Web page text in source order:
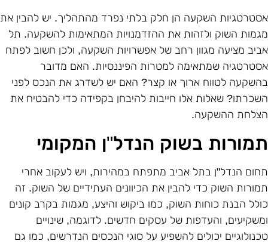
השקעה הן חלק בלתי נפרד מהתהליך. יש להבין את
השוק ולזהות את ההזדמנויות המתאימות להשקעה. תל
מציעה מגוון רחב של אפשרויות השקעה, ולכן חשוב לפתח
שמתאימה למטרות הפיננסיות. האם מדובר
לטווח ארוך או קצר? האם יש לשדרג את הנכס לפני
שאלות אלו חייבות להיבחן בקפידה כדי להבטיח את
ההשקעה.
בשוק הנדל"ן המקומי
הנדל"ן בתל אביב מתפתח במהירות, ויש לעקוב אחרי
השוק כדי להבין את הכיוונים העתידיים של השוק. זה
הבנת כוחות השוק, כמו ביקוש והיצע, מגמות בקרב קונים
והעדפות של עסקים חדשים. לדוגמה, שינויים
יכולים להשפיע על סוגי הנכסים הנדרשים, כמו גם